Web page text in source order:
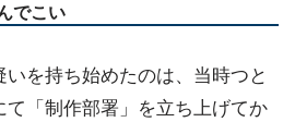
でこい
を持ち始めたのは、当時つと
「制作部署」を立ち上げてか